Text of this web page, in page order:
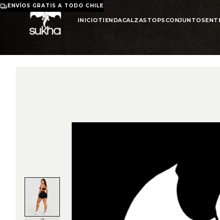
ENVÍOS GRATIS A TODO CHILE
INICIOTIENDACALZAS TOPS CONJUNTOS